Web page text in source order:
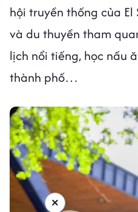
hội truyền thống của
và du thuyền tham
lịch nổi tiếng, học nấu
thành phố…
×